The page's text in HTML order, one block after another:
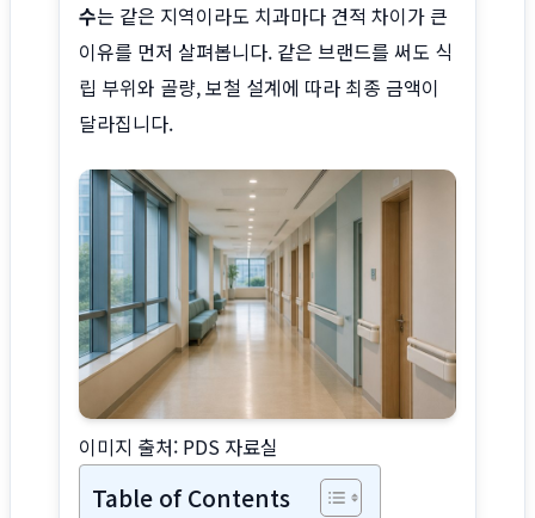
사이트 소개
수는 같은 지역이라도 치과마다 견적 차이가 큰
이유를 먼저 살펴봅니다. 같은 브랜드를 써도 식
립 부위와 골량, 보철 설계에 따라 최종 금액이
달라집니다.
이미지 출처: PDS 자료실
Table of Contents